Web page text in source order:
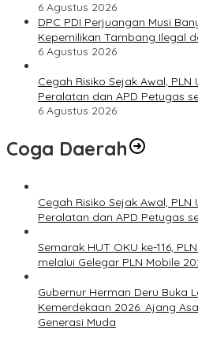
6 Agustus 2026
DPC PDI Perjuangan Musi
Kepemilikan Tambang Ilegal
6 Agustus 2026
Cegah Risiko Sejak Awal, PLN
Peralatan dan APD Petugas
6 Agustus 2026
Coga Daerah
Cegah Risiko Sejak Awal, PLN
Peralatan dan APD Petugas
Semarak HUT OKU ke-116,
melalui Gelegar PLN Mobile
Gubernur Herman Deru Buka
Kemerdekaan 2026: Ajang
Generasi Muda